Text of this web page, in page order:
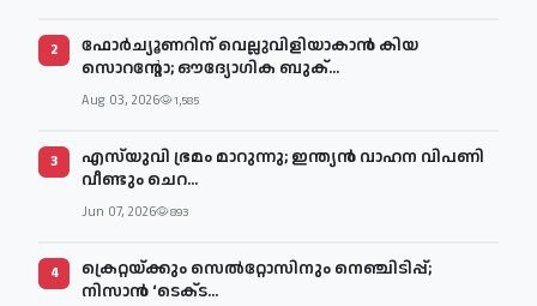
2
ഫോർച്യൂണറിന് വെല്ലുവിളിയാകാൻ കിയ
സൊറന്റോ; ഔദ്യോഗിക ബുക്...
Aug 03, 2026 1,585
3
എസ്‌യുവി ഭ്രമം മാറുന്നു; ഇന്ത്യൻ വാഹന വിപണി
വീണ്ടും ചെറ...
Jun 07, 2026 893
4
ക്രെറ്റയ്ക്കും സെൽറ്റോസിനും നെഞ്ചിടിപ്പ്;
നിസാൻ ‘ടെക്‌ട...